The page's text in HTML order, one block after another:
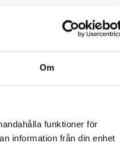
Om
funktioner för
information från din enhet